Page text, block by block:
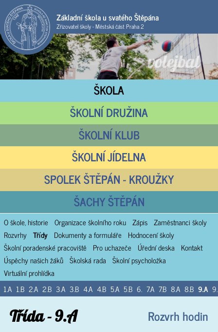
Základní škola u svatého Štěpána
Zřizovatel školy - Městská část Praha 2
ŠKOLA
ŠKOLNÍ DRUŽINA
ŠKOLNÍ KLUB
ŠKOLNÍ JÍDELNA
SPOLEK ŠTĚPÁN - KROUŽKY
ŠACHY ŠTĚPÁN
O škole, historie Organizace školního roku Zápis Zaměstnanci školy
Rozvrhy Třídy Dokumenty a formuláře
Hodnocení školy
Školní poradenské pracoviště
Pro uchazeče Úřední deska
Kontakt
Úspěchy našich žáků Školská rada Školní psycholožka
Virtuální prohlídka
1.A 1.B 2.A 2.B 3.A 3.B 4.A 4.B 5.A 5.B 6. 7.A 7.B 8.A 8.B 9.A
Rozvrh hodin
Třída - 9.A